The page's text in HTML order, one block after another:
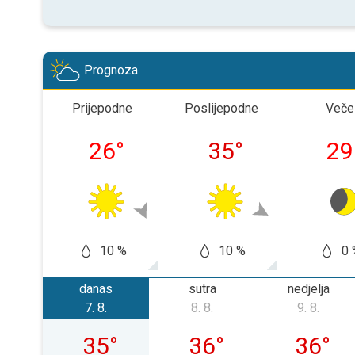
Prognoza
Prijepodne
26°
10 %
Poslijepodne
35°
10 %
Veče
29
0
danas
petak, 07. 08.
7. 8.
35°
sutra
subota, 08. 08.
8. 8.
36°
nedjelja
nedjelja,
9. 8.
36°